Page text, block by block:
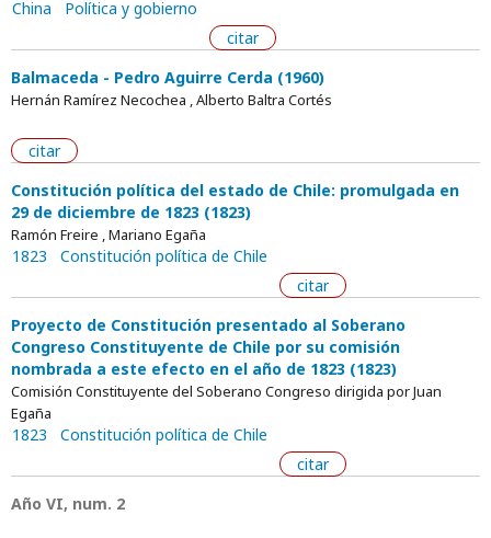
China
Política y gobierno
citar
Balmaceda - Pedro Aguirre Cerda (1960)
Hernán Ramírez Necochea , Alberto Baltra Cortés
citar
Constitución política del estado de Chile: promulgada en
29 de diciembre de 1823 (1823)
Ramón Freire , Mariano Egaña
1823
Constitución política de Chile
citar
Proyecto de Constitución presentado al Soberano
Congreso Constituyente de Chile por su comisión
nombrada a este efecto en el año de 1823 (1823)
Comisión Constituyente del Soberano Congreso dirigida por Juan
Egaña
1823
Constitución política de Chile
citar
Año VI, num. 2